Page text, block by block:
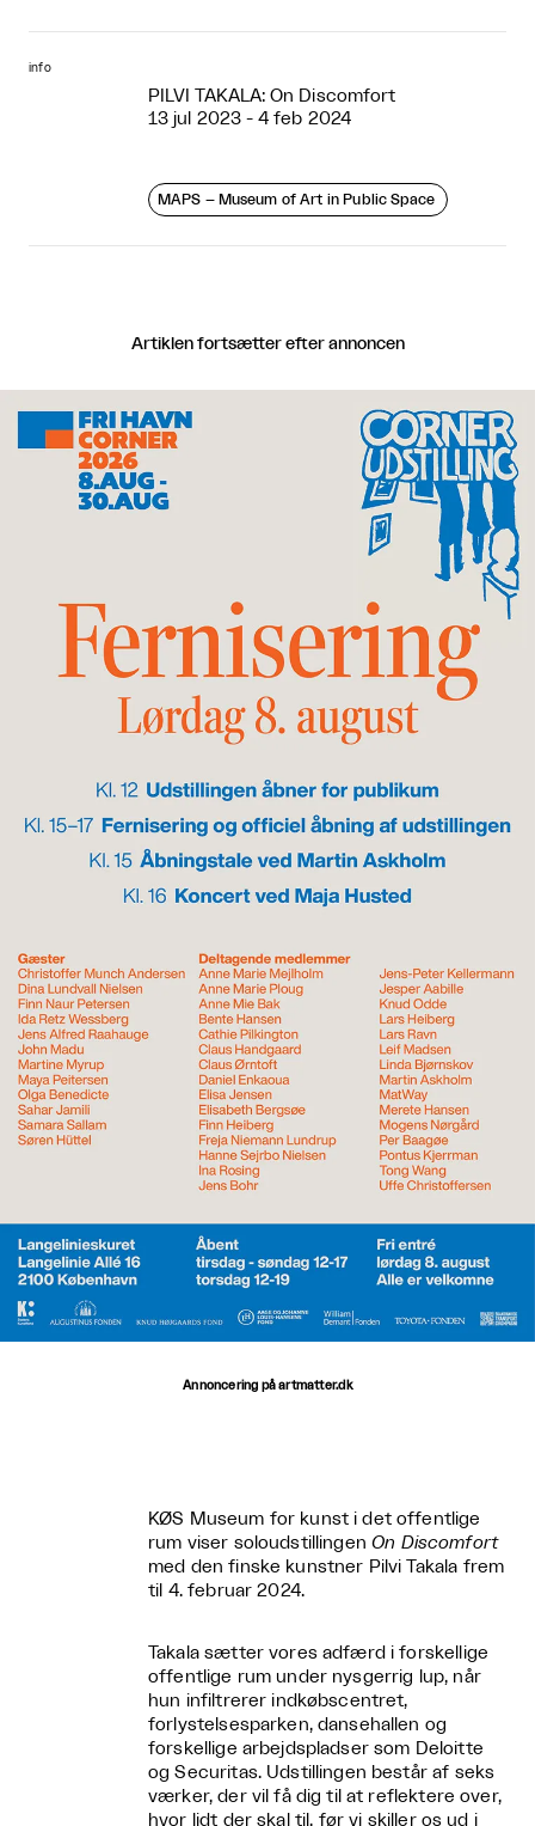
info
PILVI TAKALA: On Discomfort
13 jul 2023 - 4 feb 2024
MAPS – Museum of Art in Public Space
Artiklen fortsætter efter annoncen
Annoncering på artmatter.dk
KØS Museum for kunst i det offentlige
rum viser soloudstillingenOn Discomfort
med den finske kunstner Pilvi Takala frem
til 4. februar 2024.
Takala sætter vores adfærd i forskellige
offentlige rum under nysgerrig lup, når
hun infiltrerer indkøbscentret,
forlystelsesparken, dansehallen og
forskellige arbejdspladser som Deloitte
og Securitas. Udstillingen består af seks
værker, der vil få dig til at reflektere over,
hvor lidt der skal til, før vi skiller os ud i